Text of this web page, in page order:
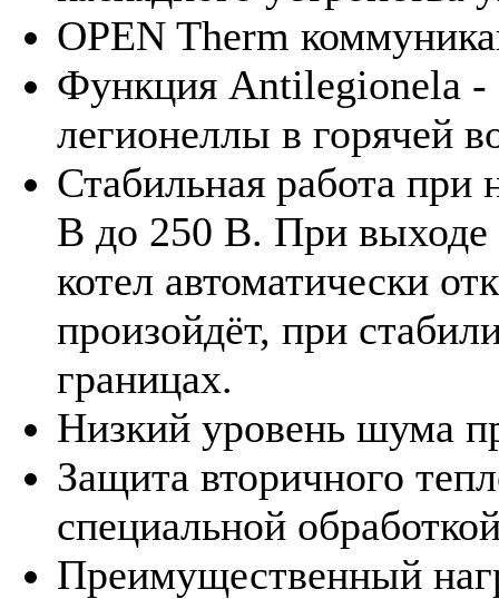
OPEN Therm
Функция Antilegionela -
легионеллы в горячей
Стабильная работа при
В до 250 В. При выходе
котел автоматически
произойдёт, при
границах.
Низкий уровень шума
Защита вторичного
специальной
Преимущественный